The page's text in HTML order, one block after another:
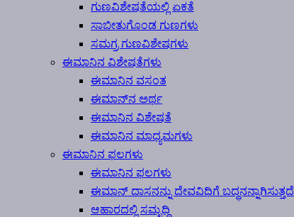
ಗುಣವಿಶೇಷತೆಯಲ್ಲಿ ಏಕತೆ
ಸಾಬೀತುಗೊಂಡ ಗುಣಗಳು
ಸಮಗ್ರ ಗುಣವಿಶೇಷಗಳು
ಈಮಾನಿನ ವಿಶೇಷತೆಗಳು
ಈಮಾನಿನ ವಸಂತ
ಈಮಾನ್‍ನ ಅರ್ಥ
ಈಮಾನಿನ ವಿಶೇಷತೆ
ಈಮಾನಿನ ಮಾಧ್ಯಮಗಳು
ಈಮಾನಿನ ಫಲಗಳು
ಈಮಾನಿನ ಫಲಗಳು
ಈಮಾನ್ ದಾಸನನ್ನು ದೇವವಿಧಿಗೆ ಬದ್ಧನನ್ನಾಗಿಸುತ್ತದೆ
ಆಹಾರದಲ್ಲಿ ಸಮೃದ್ಧಿ